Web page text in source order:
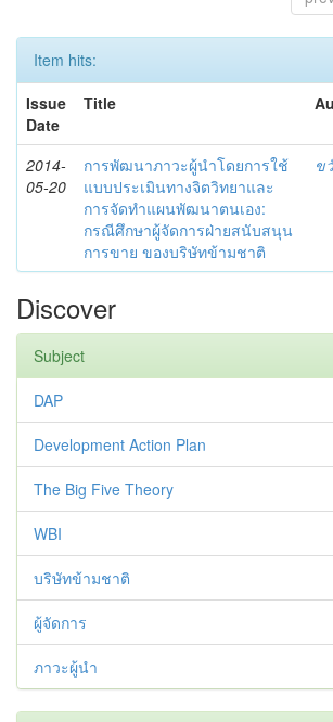
Item hits:
Issue
Date
Title
2014-
05-20
การพัฒนาภาวะผู้นำโดยการใช้
แบบประเมินทางจิตวิทยาและ
การจัดทำแผนพัฒนาตนเอง:
กรณีศึกษาผู้จัดการฝ่ายสนับสนุน
การขาย ของบริษัทข้ามชาติ
ข
Discover
Subject
DAP
Development Action Plan
The Big Five Theory
WBI
บริษัทข้ามชาติ
ผู้จัดการ
ภาวะผู้นำ